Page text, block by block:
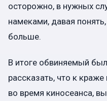
осторожно, в нужных
намеками, давая
больше.
В итоге обвиняемый
рассказать, что к
во время киносеанса,